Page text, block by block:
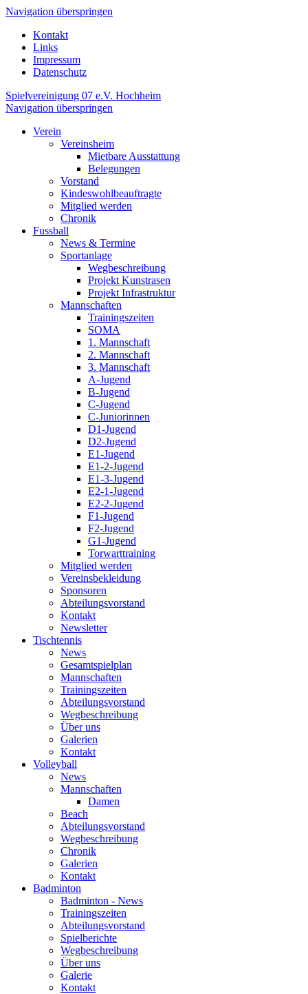
Navigation überspringen
Kontakt
Links
Impressum
Datenschutz
Spielvereinigung 07 e.V. Hochheim
Navigation überspringen
Verein
Vereinsheim
Mietbare Ausstattung
Belegungen
Vorstand
Kindeswohlbeauftragte
Mitglied werden
Chronik
Fussball
News & Termine
Sportanlage
Wegbeschreibung
Projekt Kunstrasen
Projekt Infrastruktur
Mannschaften
Trainingszeiten
SOMA
1. Mannschaft
2. Mannschaft
3. Mannschaft
A-Jugend
B-Jugend
C-Jugend
C-Juniorinnen
D1-Jugend
D2-Jugend
E1-Jugend
E1-2-Jugend
E1-3-Jugend
E2-1-Jugend
E2-2-Jugend
F1-Jugend
F2-Jugend
G1-Jugend
Torwarttraining
Mitglied werden
Vereinsbekleidung
Sponsoren
Abteilungsvorstand
Kontakt
Newsletter
Tischtennis
News
Gesamtspielplan
Mannschaften
Trainingszeiten
Abteilungsvorstand
Wegbeschreibung
Über uns
Galerien
Kontakt
Volleyball
News
Mannschaften
Damen
Beach
Abteilungsvorstand
Wegbeschreibung
Chronik
Galerien
Kontakt
Badminton
Badminton - News
Trainingszeiten
Abteilungsvorstand
Spielberichte
Wegbeschreibung
Über uns
Galerie
Kontakt